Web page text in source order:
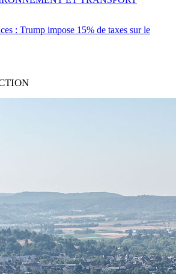
: Trump impose 15% de taxes sur le